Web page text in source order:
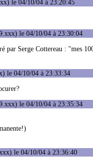
le 04/10/04 à 23:20:45
le 04/10/04 à 23:30:04
Serge Cottereau : "mes
le 04/10/04 à 23:33:34
le 04/10/04 à 23:35:34
le 04/10/04 à 23:36:40